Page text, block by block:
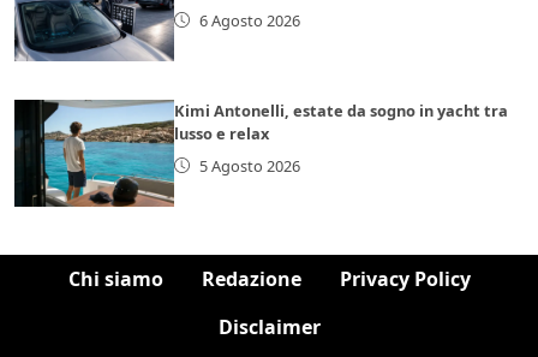
6 Agosto 2026
Kimi Antonelli, estate da sogno in yacht tra
lusso e relax
5 Agosto 2026
Chi siamo Redazione
Privacy Policy
Disclaimer